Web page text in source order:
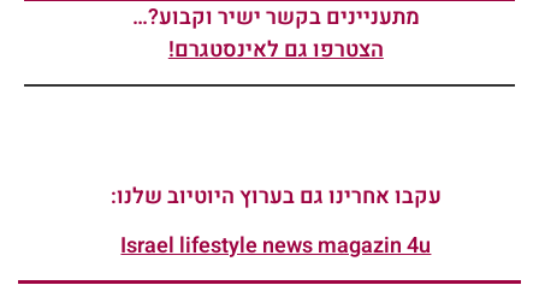
מתעניינים בקשר ישיר וקבוע?…
הצטרפו גם לאינסטגרם!
עקבו אחרינו גם בערוץ היוטיוב שלנו:
Israel lifestyle news magazin 4u